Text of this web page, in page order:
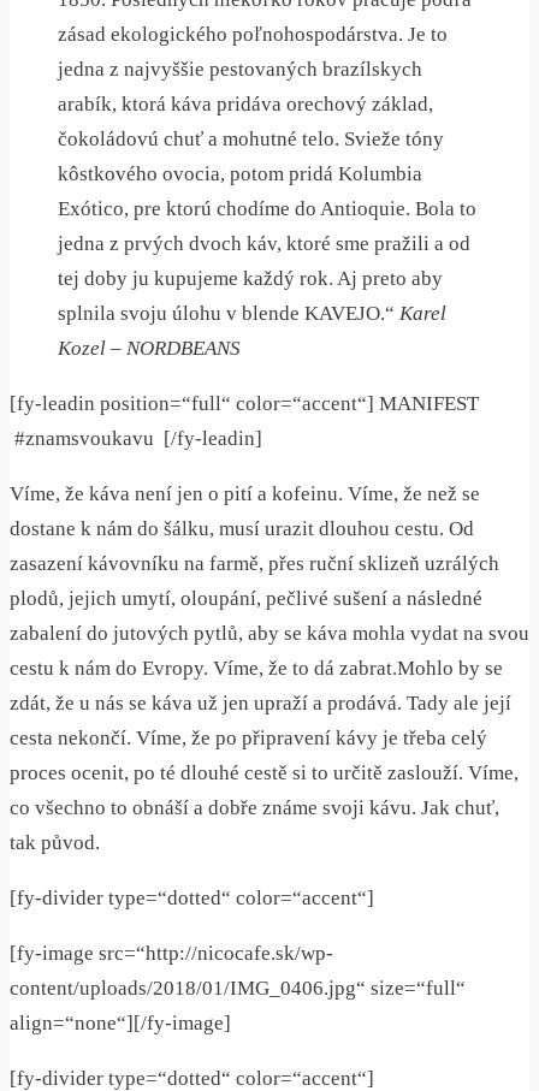
zásad ekologického poľnohospodárstva. Je to
jedna z najvyššie pestovaných brazílskych
arabík, ktorá káva pridáva orechový základ,
čokoládovú chuť a mohutné telo. Svieže tóny
kôstkového ovocia, potom pridá Kolumbia
Exótico, pre ktorú chodíme do Antioquie. Bola to
jedna z prvých dvoch káv, ktoré sme pražili a od
tej doby ju kupujeme každý rok. Aj preto aby
splnila svoju úlohu v blende KAVEJO.“ Karel
Kozel – NORDBEANS
[fy-leadin position=“full“ color=“accent“] MANIFEST
#znamsvoukavu [/fy-leadin]
Víme, že káva není jen o pití a kofeinu. Víme, že než se
dostane k nám do šálku, musí urazit dlouhou cestu. Od
zasazení kávovníku na farmě, přes ruční sklizeň uzrálých
plodů, jejich umytí, oloupání, pečlivé sušení a následné
zabalení do jutových pytlů, aby se káva mohla vydat na svou
cestu k nám do Evropy. Víme, že to dá zabrat.Mohlo by se
zdát, že u nás se káva už jen upraží a prodává. Tady ale její
cesta nekončí. Víme, že po připravení kávy je třeba celý
proces ocenit, po té dlouhé cestě si to určitě zaslouží. Víme,
co všechno to obnáší a dobře známe svoji kávu. Jak chuť,
tak původ.
[fy-divider type=“dotted“ color=“accent“]
[fy-image src=“http://nicocafe.sk/wp-
content/uploads/2018/01/IMG_0406.jpg“ size=“full“
align=“none“][/fy-image]
[fy-divider type=“dotted“ color=“accent“]